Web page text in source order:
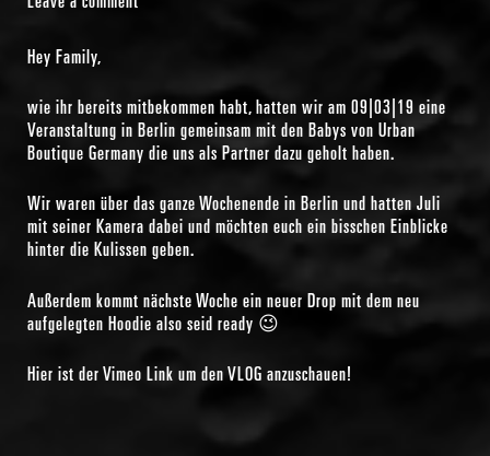
Hey Family,
wie ihr bereits mitbekommen habt, hatten wir am 09|03|19 eine
Veranstaltung in Berlin gemeinsam mit den Babys von Urban
Boutique Germany die uns als Partner dazu geholt haben.
Wir waren über das ganze Wochenende in Berlin und hatten Juli
mit seiner Kamera dabei und möchten euch ein bisschen Einblicke
hinter die Kulissen geben.
Außerdem kommt nächste Woche ein neuer Drop mit dem neu
aufgelegten Hoodie also seid ready 😉
Hier ist der Vimeo Link um den VLOG anzuschauen!